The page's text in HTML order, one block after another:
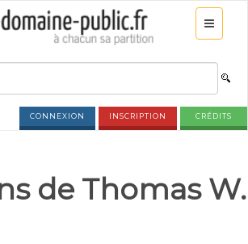
CONNEXION INSCRIPTION CRÉDITS
de Thomas W.